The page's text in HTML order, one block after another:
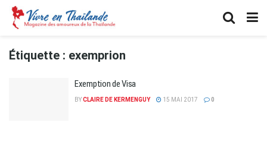
Étiquette : exemprion
Exemption de Visa
BYCLAIRE DE KERMENGUY 15 MAI 2017 0